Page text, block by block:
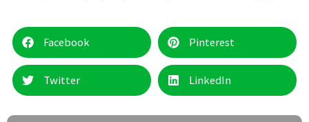
Facebook Pinterest
Twitter LinkedIn